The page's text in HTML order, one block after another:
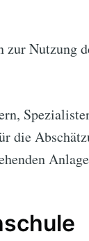
Nutzung
die